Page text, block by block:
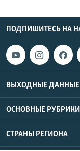
ПОДПИШИТЕСЬ НА
ВЫХОДНЫЕ ДАННЫЕ
ОСНОВНЫЕ РУБРИКИ
СТРАНЫ РЕГИОНА